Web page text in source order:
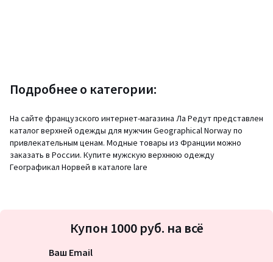
Подробнее о категории:
На сайте французского интернет-магазина Ла Редут представлен
каталог верхней одежды для мужчин Geographical Norway по
привлекательным ценам. Модные товары из Франции можно
заказать в России. Купите мужскую верхнюю одежду
Географикал Норвей в каталоге lare
на
Купон 1000 руб. на всё
Ваш Email